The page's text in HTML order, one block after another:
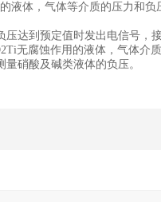
体，气体等介质的压力和
达到预定值时发出电信号，
无腐蚀作用的液体，气体介
硝酸及碱类液体的负压。